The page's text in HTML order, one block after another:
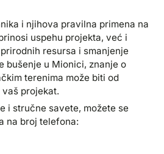
i njihova pravilna primena na
uspehu projekta, već i
resursa i smanjenje
bušenje u Mionici, znanje o
terenima može biti od
projekat.
i stručne savete, možete se
na broj telefona: